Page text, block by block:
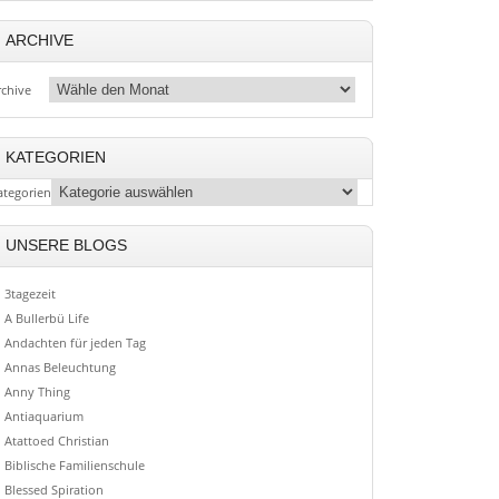
ARCHIVE
KATEGORIEN
UNSERE BLOGS
3tagezeit
A Bullerbü Life
Andachten für jeden Tag
Annas Beleuchtung
Anny Thing
Antiaquarium
Atattoed Christian
Biblische Familienschule
Blessed Spiration